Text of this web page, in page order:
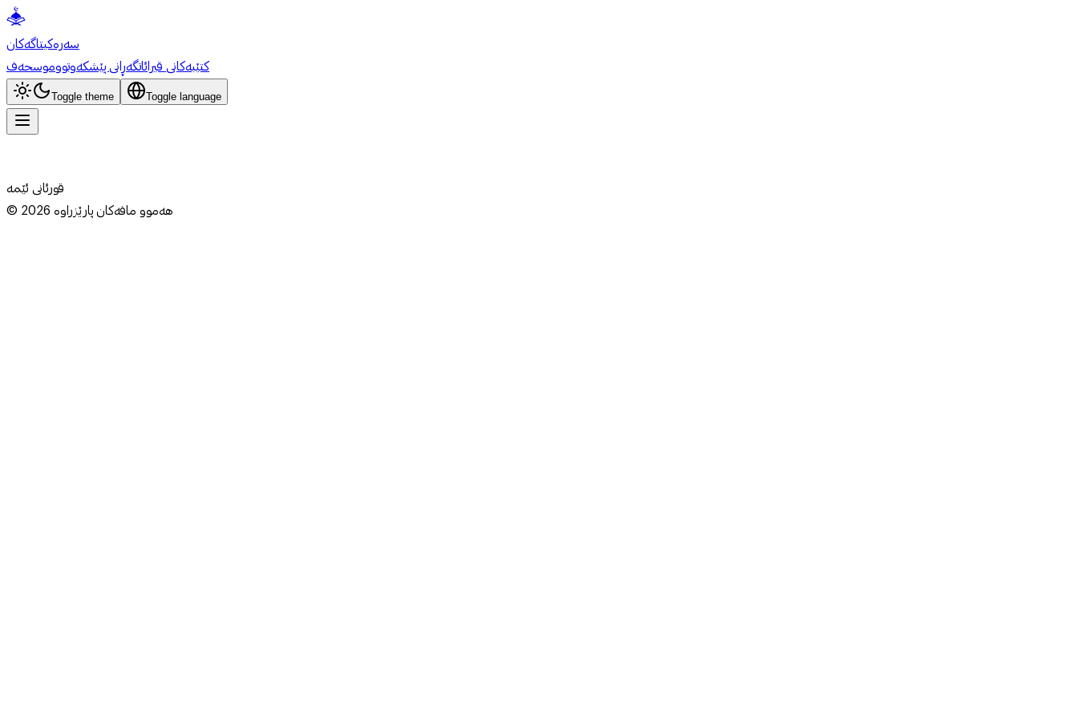
سەرەکیتاگەکان
کتێبەکانی قیرائاتگەڕانی پێشکەوتووموسحەف
Toggle theme Toggle language
قورئانی ئێمە
© 2026هەموو مافەکان پارێزراوە